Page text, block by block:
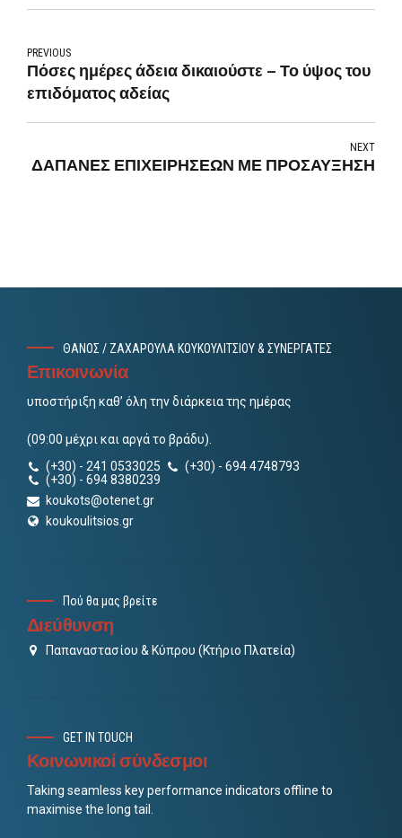
PREVIOUS
Πόσες ημέρες άδεια δικαιούστε – Το ύψος του
επιδόματος αδείας
NEXT
ΔΑΠΑΝΕΣ ΕΠΙΧΕΙΡΗΣΕΩΝ ΜΕ ΠΡΟΣΑΥΞΗΣΗ
ΘΑΝΟΣ / ΖΑΧΑΡΟΥΛΑ ΚΟΥΚΟΥΛΙΤΣΙΟΥ & ΣΥΝΕΡΓΑΤΕΣ
Επικοινωνία
υποστήριξη καθ’ όλη την διάρκεια της ημέρας
(09:00 μέχρι και αργά το βράδυ).
(+30) - 241 0533025
(+30) - 694 4748793
(+30) - 694 8380239
koukots@otenet.gr
koukoulitsios.gr
Πού θα μας βρείτε
Διεύθυνση
Παπαναστασίου & Κύπρου (Κτήριο Πλατεία)
GET IN TOUCH
Κοινωνικοί σύνδεσμοι
Taking seamless key performance indicators offline to
maximise the long tail.